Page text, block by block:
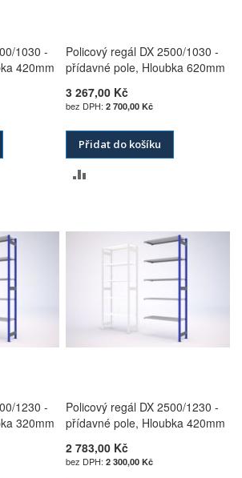
1030 -
420mm
Policový regál DX 2500/1030 -
přídavné pole, Hloubka 620mm
3 267,00 Kč
2 700,00 Kč
Přidat do košíku
POROVNÁNÍ
1230 -
320mm
Policový regál DX 2500/1230 -
přídavné pole, Hloubka 420mm
2 783,00 Kč
2 300,00 Kč